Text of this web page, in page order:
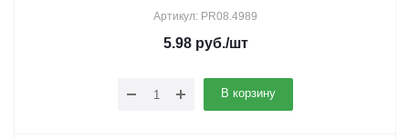
Артикул: PR08.4989
5.98руб./шт
В корзину